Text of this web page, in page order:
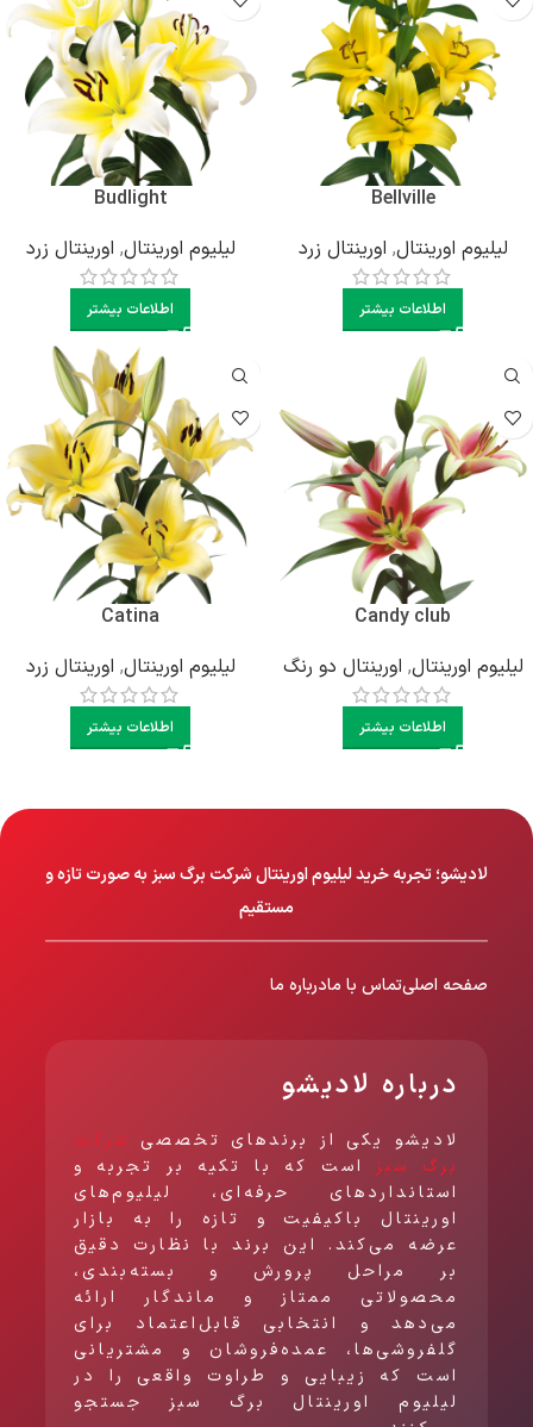
Bellville
لیلیوم اورینتال, اورینتال زرد
اطلاعات بیشتر
Budlight
لیلیوم اورینتال, اورینتال زرد
اطلاعات بیشتر
Candy club
لیلیوم اورینتال, اورینتال دو رنگ
اطلاعات بیشتر
Catina
لیلیوم اورینتال, اورینتال زرد
اطلاعات بیشتر
لادیشو؛ تجربه خرید لیلیوم اورینتال شرکت برگ سبز به صورت تازه و
مستقیم
صفحه اصلیتماس با مادرباره ما
درباره لادیشو
لادیشو یکی از برندهای تخصصی
شرکت
برگ سبز است که با تکیه بر تجربه و
استانداردهای حرفه‌ای، لیلیوم‌های
اورینتال باکیفیت و تازه را به بازار
عرضه می‌کند. این برند با نظارت دقیق
بر مراحل پرورش و بسته‌بندی،
محصولاتی ممتاز و ماندگار ارائه
می‌دهد و انتخابی قابل‌اعتماد برای
گلفروشی‌ها، عمده‌فروشان و مشتریانی
است که زیبایی و طراوت واقعی را در
لیلیوم اورینتال برگ سبز جستجو